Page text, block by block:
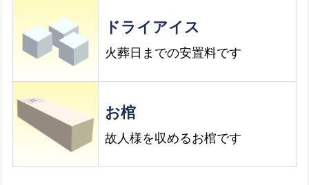
ドライアイス
火葬日までの安置料です
お棺
故人様を収めるお棺です